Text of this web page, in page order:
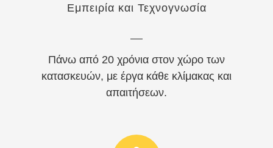
Εμπειρία και Τεχνογνωσία
Πάνω από 20 χρόνια στον χώρο των
κατασκευών, με έργα κάθε κλίμακας και
απαιτήσεων.